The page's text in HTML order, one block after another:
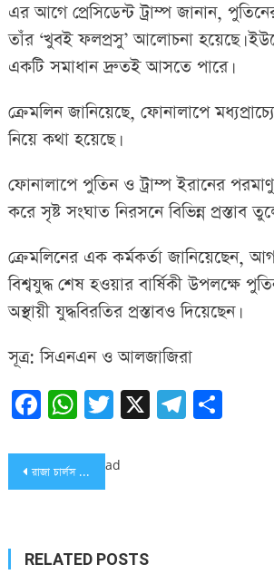
এর আগে প্রেসিডেন্ট ট্রাম্প জানান,
তাঁর ‘খুবই ফলপ্রসু’ আলোচনা হয়েছে।
একটি সমাধান দ্রুতই আসতে পারে।
ক্রেমলিন জানিয়েছে, ফোনালাপে
নিয়ে কথা হয়েছে।
ফোনালাপে পুতিন ও ট্রাম্প ইরানের পরমাণু
করে সৃষ্ট সংঘাত নিরসনে বিভিন্ন প্রস্তাব
ক্রেমলিনের এক কর্মকর্তা জানিয়েছেন,
বিশ্বযুদ্ধ শেষ হওয়ার বার্ষিকী উপলক্ষে
অস্থায়ী যুদ্ধবিরতির প্রস্তাবও দিয়েছেন।
সূত্র: সিএনএন ও আলজাজিরা
Facebook
WhatsApp
Twitter
X Share
Post
রাজা চার্লস আমার মায়ের ‌’ক্রাশ’ ছিল: ট্রাম্প ad
RELATED POSTS